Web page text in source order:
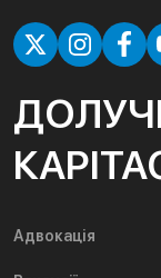
Адвокація